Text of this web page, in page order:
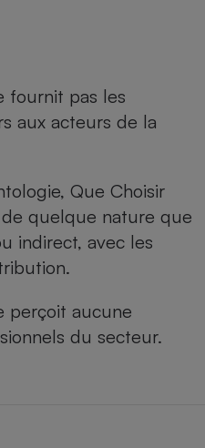
fournit pas les
aux acteurs de la
Que Choisir
de quelque nature que
indirect, avec les
perçoit aucune
du secteur.